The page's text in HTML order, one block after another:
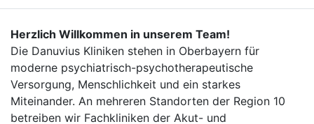
Herzlich Willkommen in unserem Team!
Die Danuvius Kliniken stehen in Oberbayern für
moderne psychiatrisch-psychotherapeutische
Versorgung, Menschlichkeit und ein starkes
Miteinander. An mehreren Standorten der Region 10
betreiben wir Fachkliniken der Akut- und